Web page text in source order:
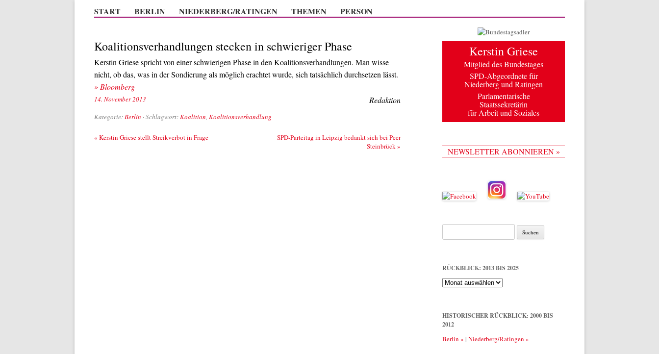
Zum Inhalt springen
START BERLIN NIEDERBERG/RATINGEN THEMEN PERSON
Koalitionsverhandlungen stecken in schwieriger Phase
Kerstin Griese spricht von einer schwierigen Phase in den Koalitionsverhandlungen. Man wisse
nicht, ob das, was in der Sondierung als möglich erachtet wurde, sich tatsächlich durchsetzen lässt.
» Bloomberg
Redaktion
14. November 2013
Kategorie:Berlin · Schlagwort:Koalition, Koalitionsverhandlung
Beitrags-Navigation
« Kerstin Griese stellt Streikverbot in Frage
SPD-Parteitag in Leipzig bedankt sich bei Peer
Steinbrück»
Kerstin Griese
Mitglied des Bundestages
SPD-Abgeordnete für
Niederberg und Ratingen
Parlamentarische
Staatssekretärin
für Arbeit und Soziales
NEWSLETTER ABONNIEREN »
Suche
nach:
RÜCKBLICK: 2013 BIS 2025
Rückblick:
2013
HISTORISCHER RÜCKBLICK: 2000 BIS
2012
Berlin » | Niederberg/Ratingen »